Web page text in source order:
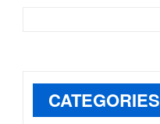
CATEGORIES